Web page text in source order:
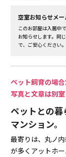
空室お知らせメ
このお部屋は入居中
お知らせします。同
で、ご安心ください。
ペット飼育の場
写真と文章は別
ペットとの
マンション。
最寄りは、丸ノ内
が多くアットホー